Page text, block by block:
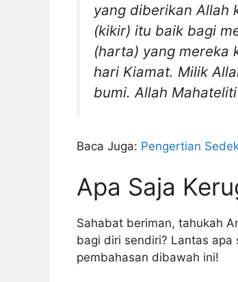
yang diberikan Allah
(kikir) itu baik bagi
(harta) yang mereka
hari Kiamat. Milik
bumi. Allah
Baca Juga: Pengertian
Apa Saja
Sahabat beriman, tahukah
bagi diri sendiri? Lantas
pembahasan dibawah ini!